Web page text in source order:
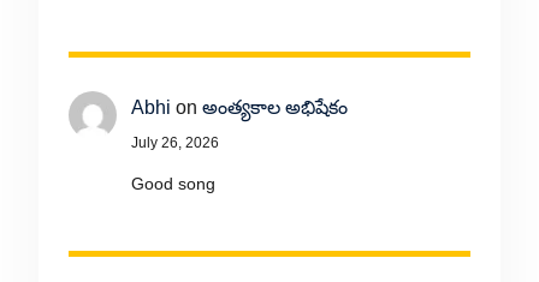
Abhi on అంత్యకాల అభిషేకం
July 26, 2026
Good song